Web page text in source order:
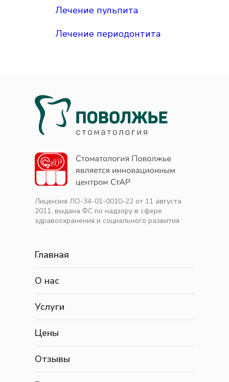
Лечение пульпита
Лечение периодонтита
Лицензия ЛО-34-01-0010-22 от 11 августа
2011, выдана ФС по надзору в сфере
здравоохранения и социального развития
Главная
О нас
Услуги
Цены
Отзывы